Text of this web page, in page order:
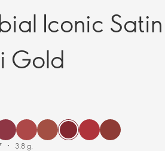
Iconic Satin
Gold
3.8 g.